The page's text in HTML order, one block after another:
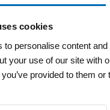
cookies
to personalise content
your use of our site with
provided to them
VERGELIJKEN
€ 3,80